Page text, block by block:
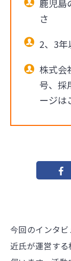
鹿児島
さ
2、3
株式会
号、採
ージは
今回のインタ
近氏が運営す